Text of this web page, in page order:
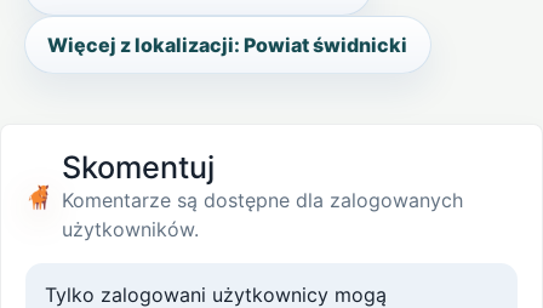
Więcej z lokalizacji: Powiat świdnicki
Skomentuj
Komentarze są dostępne dla zalogowanych
użytkowników.
Tylko zalogowani użytkownicy mogą